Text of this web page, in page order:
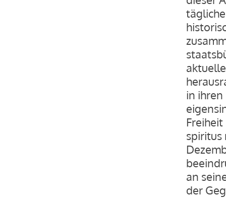
in
spiritus
an
der